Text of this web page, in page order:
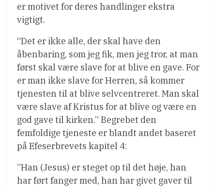
er motivet for deres handlinger ekstra
vigtigt.
“Det er ikke alle, der skal have den
åbenbaring, som jeg fik, men jeg tror, at man
først skal være slave for at blive en gave. For
er man ikke slave for Herren, så kommer
tjenesten til at blive selvcentreret. Man skal
være slave af Kristus for at blive og være en
god gave til kirken.” Begrebet den
femfoldige tjeneste er blandt andet baseret
på Efeserbrevets kapitel 4:
”Han (Jesus) er steget op til det høje, han
har ført fanger med, han har givet gaver til